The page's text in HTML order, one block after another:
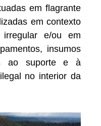
em flagrante
em contexto
irregular e/ou em
insumos
ao suporte e à
no interior da